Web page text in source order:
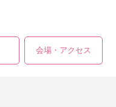
会場・アクセス